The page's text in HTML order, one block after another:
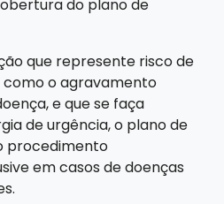
do plano de
que represente risco de
o agravamento
e que se faça
de urgência, o plano de
procedimento
em casos de doenças